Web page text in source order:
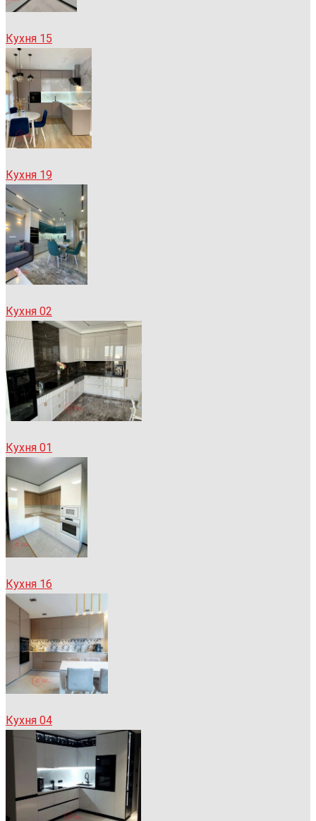
Кухня 15
Кухня 19
Кухня 02
Кухня 01
Кухня 16
Кухня 04